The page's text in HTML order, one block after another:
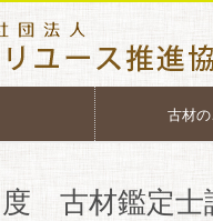
古材の
度 古材鑑定